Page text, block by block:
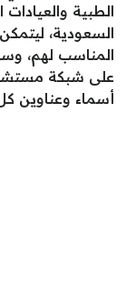
الطبية
السعودية،
المناسب لهم،
على شبكة
أسماء وعناوين